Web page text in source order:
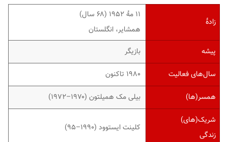
زادهٔ
۱۱ مهٔ ۱۹۵۲ ‏(۶۸ سال)
همشایر، انگلستان
پیشه
بازیگر
سال‌های فعالیت
۱۹۸۰ تاکنون
همسر(ها)
بیلی مک همیلتون (۱۹۷۰–۱۹۷۲)
شریک(های)
زندگی
کلینت ایستوود (۱۹۹۰–۹۵)